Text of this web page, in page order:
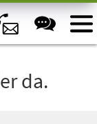
da.